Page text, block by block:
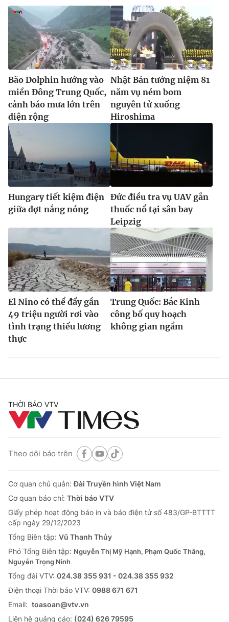
Bão Dolphin hướng vào
miền Đông Trung Quốc,
cảnh báo mưa lớn trên
diện rộng
Nhật Bản tưởng niệm 81
năm vụ ném bom
nguyên tử xuống
Hiroshima
Hungary tiết kiệm điện
giữa đợt nắng nóng
Đức điều tra vụ UAV gắn
thuốc nổ tại sân bay
Leipzig
El Nino có thể đẩy gần
49 triệu người rơi vào
tình trạng thiếu lương
thực
Trung Quốc: Bắc Kinh
công bố quy hoạch
không gian ngầm
THỜI BÁO VTV
Theo dõi báo trên
Cơ quan chủ quản:Đài Truyền hình Việt Nam
Cơ quan báo chí: Thời báo VTV
Giấy phép hoạt động báo in và báo điện tử số 483/GP-BTTTT
cấp ngày 29/12/2023
Tổng Biên tập: Vũ Thanh Thủy
Phó Tổng Biên tập: Nguyễn Thị Mỹ Hạnh, Phạm Quốc Thắng,
Nguyễn Trọng Ninh
Tổng đài VTV: 024.38 355 931 - 024.38 355 932
Ðiện thoại Thời báo VTV: 0988 671 671
Email: toasoan@vtv.vn
Liên hệ quảng cáo: (024) 626 79595